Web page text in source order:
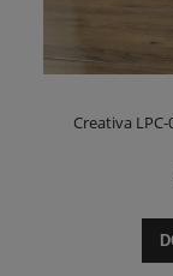
Creativa